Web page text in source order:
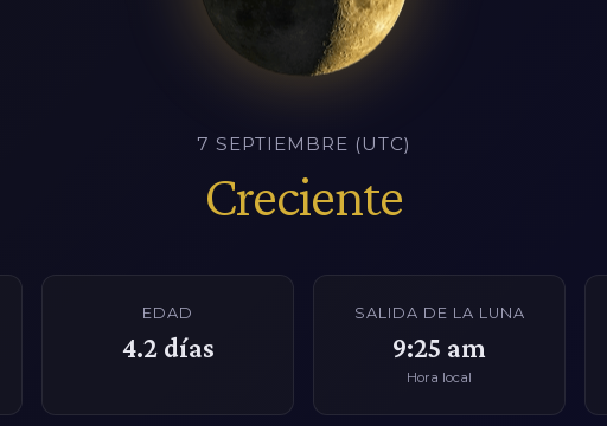
7 SEPTIEMBRE (UTC)
Creciente
EDAD
4.2días
SALIDA DE LA LUNA
9:25 am
Hora local